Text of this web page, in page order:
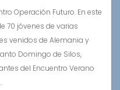
Operación Futuro. En este
70 jóvenes de varias
venidos de Alemania y
Domingo de Silos,
del Encuentro Verano